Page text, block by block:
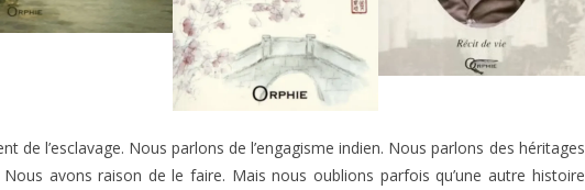
de l’esclavage. Nous parlons de l’engagisme indien. Nous parlons des héritages
avons raison de le faire. Mais nous oublions parfois qu’une autre histoire